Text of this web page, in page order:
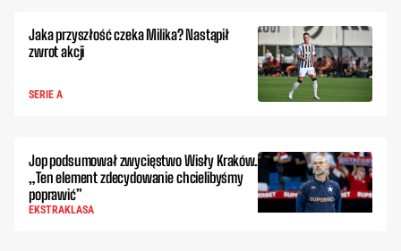
Jaka przyszłość czeka Milika? Nastąpił
zwrot akcji
SERIE A
Jop podsumował zwycięstwo Wisły Kraków.
„Ten element zdecydowanie chcielibyśmy
poprawić”
EKSTRAKLASA